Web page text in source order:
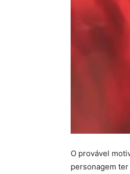
O provável
personagem